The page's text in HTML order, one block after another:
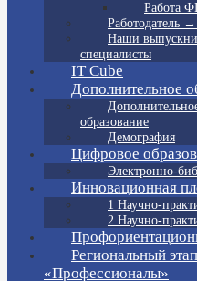
Работа
Работодатель
Наши
специалисты
IT Cube
Дополнительное
образование
Демография
Цифровое
Электронно-
Инновационная
1 Научно-
2 Научно-
Региональный
«Профессионалы»